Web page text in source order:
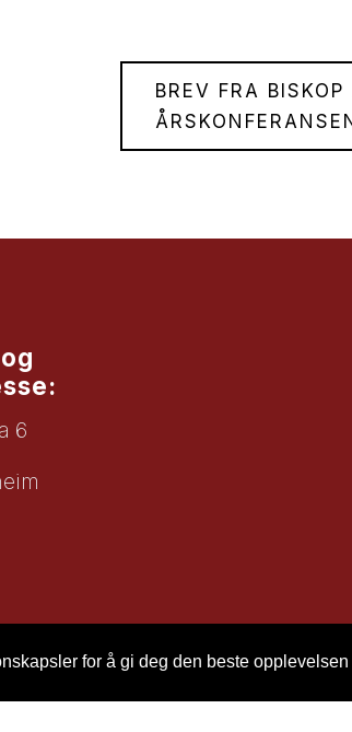
for å gi deg den beste
BREV FRA
6